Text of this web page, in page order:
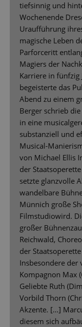
tiefsinnig und
Wochenende
Uraufführung
magische Leben
Parforceritt
Magiers der
Karriere in fünfzig
begeisterte das
Abend zu einem
Berger schrieb
in eine
substanziell und
Musical-
von Michael Ellis
der
setzte glanzvolle
wandelbare
Münnich große
Filmstudiowird.
großer
Reichwald,
der
Insbesondere der
Kompagnon Max
Geliebte Ruth
Vorbild Thorn
Akzente. […]
diesem sich